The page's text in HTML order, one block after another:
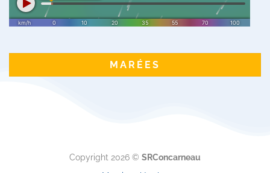
MARÉES
Copyright 2026 © SRConcarneau